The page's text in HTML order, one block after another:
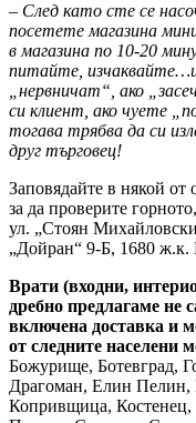
– След като сте се
посетете магазина
в магазина по 10-20
питайте,
„нервничат“, ако
си клиент, ако чуете
тогава трябва да си
друг търговец!
Заповядайте в някой
за да проверите
ул. „Стоян
„Дойран“ 9-Б, 1680 ж.к.
Врати (входни,
дребно предлагаме не
включена доставка и
от следните населени
Божурище, Ботевград,
Драгоман, Елин Пелин,
Копривщица,